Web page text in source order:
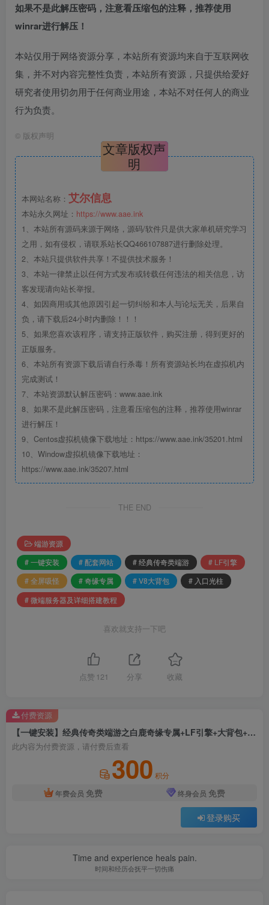
如果不是此解压密码，注意看压缩包的注释，推荐使用
winrar进行解压！
本站仅用于网络资源分享，本站所有资源均来自于互联网收
集，并不对内容完整性负责，本站所有资源，只提供给爱好
研究者使用切勿用于任何商业用途，本站不对任何人的商业
行为负责。
© 版权声明
文章版权声
明
本网站名称： 艾尔信息
本站永久网址： https://www.aae.ink
1、本站所有源码来源于网络，源码/软件只是供大家单机研究学习
之用，如有侵权，请联系站长QQ466107887进行删除处理。
2、本站只提供软件共享！不提供技术服务！
3、本站一律禁止以任何方式发布或转载任何违法的相关信息，访
客发现请向站长举报。
4、如因商用或其他原因引起一切纠纷和本人与论坛无关，后果自
负，请下载后24小时内删除！！！
5、如果您喜欢该程序，请支持正版软件，购买注册，得到更好的
正版服务。
6、本站所有资源下载后请自行杀毒！所有资源站长均在虚拟机内
完成测试！
7、本站资源默认解压密码：www.aae.ink
8、如果不是此解压密码，注意看压缩包的注释，推荐使用winrar
进行解压！
9、Centos虚拟机镜像下载地址：https://www.aae.ink/35201.html
10、Window虚拟机镜像下载地址：
https://www.aae.ink/35207.html
THE END
端游资源
# 一键安装
# 配套网站 # 经典传奇类端游
# LF引擎
# 全屏吸怪
# 奇缘专属 # V8大背包
# 入口光柱
# 微端服务器及详细搭建教程
喜欢就支持一下吧
点赞 121 分享 收藏
【一键安装】经典传奇类端游之白鹿奇缘专属+LF引擎+大背包+入口光柱+全屏吸怪+配套网站+微端服务器及详细搭建教程
此内容为付费资源，请付费后查看
300 积分
年费会员 免费 终身会员 免费
登录购买
付费资源
Time and experience heals pain.
时间和经历会抚平一切伤痛